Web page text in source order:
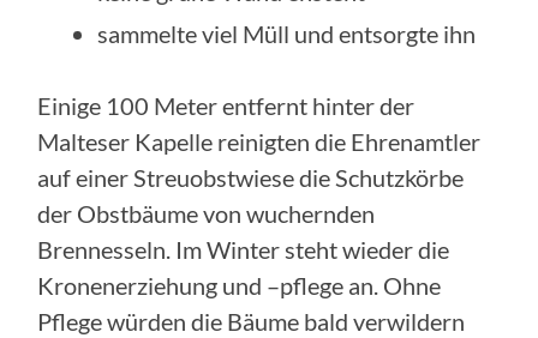
sammelte viel Müll und entsorgte ihn
Einige 100 Meter entfernt hinter der
Malteser Kapelle reinigten die Ehrenamtler
auf einer Streuobstwiese die Schutzkörbe
der Obstbäume von wuchernden
Brennesseln. Im Winter steht wieder die
Kronenerziehung und –pflege an. Ohne
Pflege würden die Bäume bald verwildern